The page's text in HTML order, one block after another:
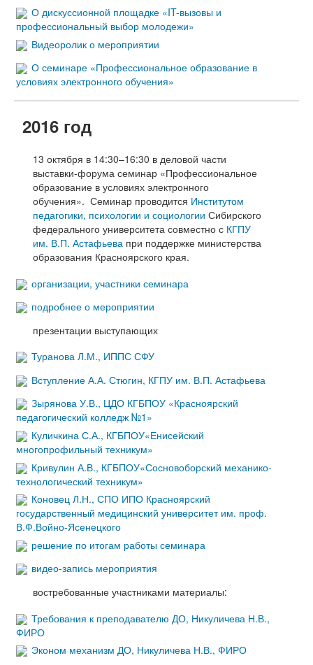
О дискуссионной площадке «IT-вызовы и
профессиональный выбор молодежи»
Видеоролик о мероприятии
О семинаре «Профессиональное образование в
условиях электронного обучения»
2016 год
13 октября в 14:30–16:30 в деловой части
выставки-форума семинар «Профессиональное
образование в условиях электронного
обучения». Семинар проводится Институтом
педагогики, психологии и социологии Сибирского
федерального университета совместно с КГПУ
им. В.П. Астафьева при поддержке министерства
образования Красноярского края.
организации, участники семинара
подробнее о мероприятии
презентации выступающих
Туранова Л.М., ИППС СФУ
Вступление А.А. Стюгин, КГПУ им. В.П. Астафьева
Зырянова У.В., ЦДО КГБПОУ «Красноярский
педагогический колледж №1»
Куличкина С.А., КГБПОУ«Енисейский
многопрофильный техникум»
Кривулин А.В., КГБПОУ«Сосновоборский механико-
технологический техникум»
Коновец Л.Н., СПО ИПО Красноярский
государственный медицинский университет им. проф.
В.Ф.Войно-Ясенецкого
решение по итогам работы семинара
видео-запись мероприятия
востребованные участниками материалы:
Требования к преподавателю ДО, Никуличева Н.В.,
ФИРО
Эконом механизм ДО, Никуличева Н.В., ФИРО